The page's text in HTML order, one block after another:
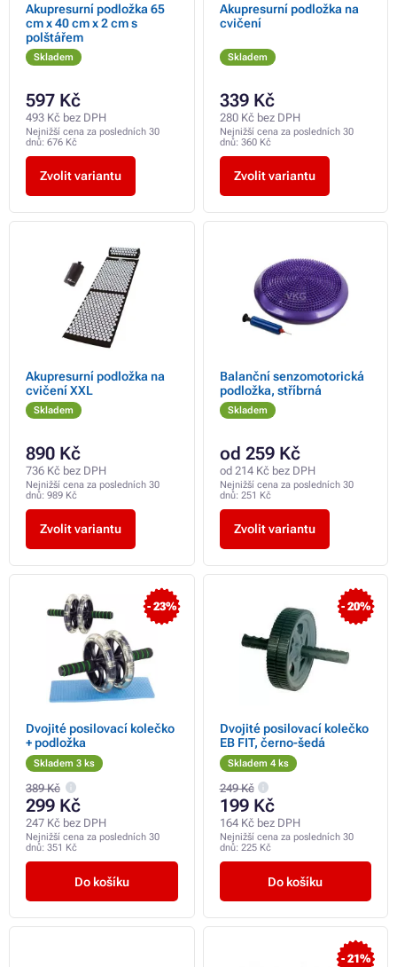
Akupresurní podložka 65
cm x 40 cm x 2 cm s
polštářem
Skladem
597 Kč
493 Kč bez DPH
Nejnižší cena za posledních 30
dnů: 676 Kč
Zvolit variantu
Akupresurní podložka na
cvičení
Skladem
339 Kč
280 Kč bez DPH
Nejnižší cena za posledních 30
dnů: 360 Kč
Zvolit variantu
Akupresurní podložka na
cvičení XXL
Skladem
890 Kč
736 Kč bez DPH
Nejnižší cena za posledních 30
dnů: 989 Kč
Zvolit variantu
Balanční senzomotorická
podložka, stříbrná
Skladem
od 259 Kč
od 214 Kč bez DPH
Nejnižší cena za posledních 30
dnů: 251 Kč
Zvolit variantu
- 23%
Dvojité posilovací kolečko
+ podložka
Skladem 3 ks
389 Kč
299 Kč
247 Kč bez DPH
Nejnižší cena za posledních 30
dnů: 351 Kč
Do košíku
- 20%
Dvojité posilovací kolečko
EB FIT, černo-šedá
Skladem 4 ks
249 Kč
199 Kč
164 Kč bez DPH
Nejnižší cena za posledních 30
dnů: 225 Kč
Do košíku
- 21%